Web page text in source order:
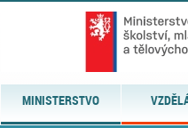
MINISTERSTVO